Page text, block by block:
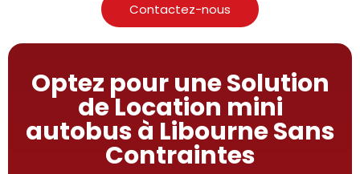
Contactez-nous
Optez pour une Solution
de Location mini
autobus à Libourne Sans
Contraintes